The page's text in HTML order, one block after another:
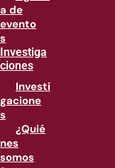
a de
evento
s
Investiga
ciones
Investi
gacione
s
¿Quié
nes
somos